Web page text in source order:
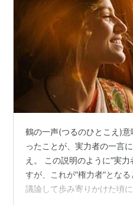
鶴の一声(つるのひとこえ)
ったことが、実力者の一言
え。 この説明のように”実
すが、これが”権力者”とな
議論して歩み寄りかけた頃